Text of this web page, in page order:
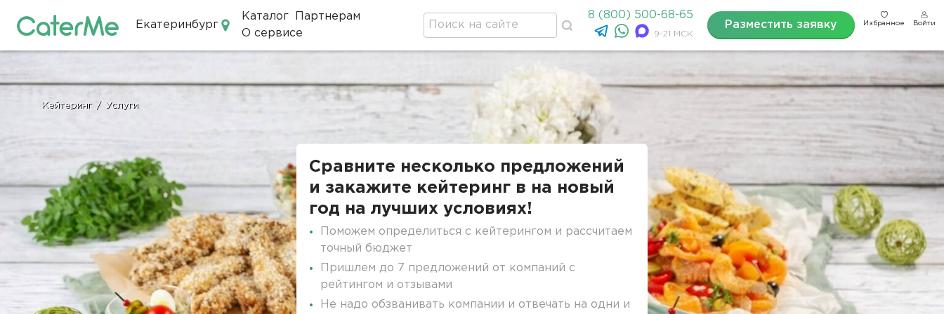
Екатеринбург
Каталог
Партнерам
О сервисе
8 (800) 500-68-65
9-21 МСК
Разместить заявку Избранное Войти
Строка
Кейтеринг / Услуги
Сравните несколько предложений
и закажите кейтеринг в на новый
год на лучших условиях!
Поможем определиться с кейтерингом и рассчитаем
точный бюджет
Пришлем до 7 предложений от компаний с
рейтингом и отзывами
Не надо обзванивать компании и отвечать на одни и